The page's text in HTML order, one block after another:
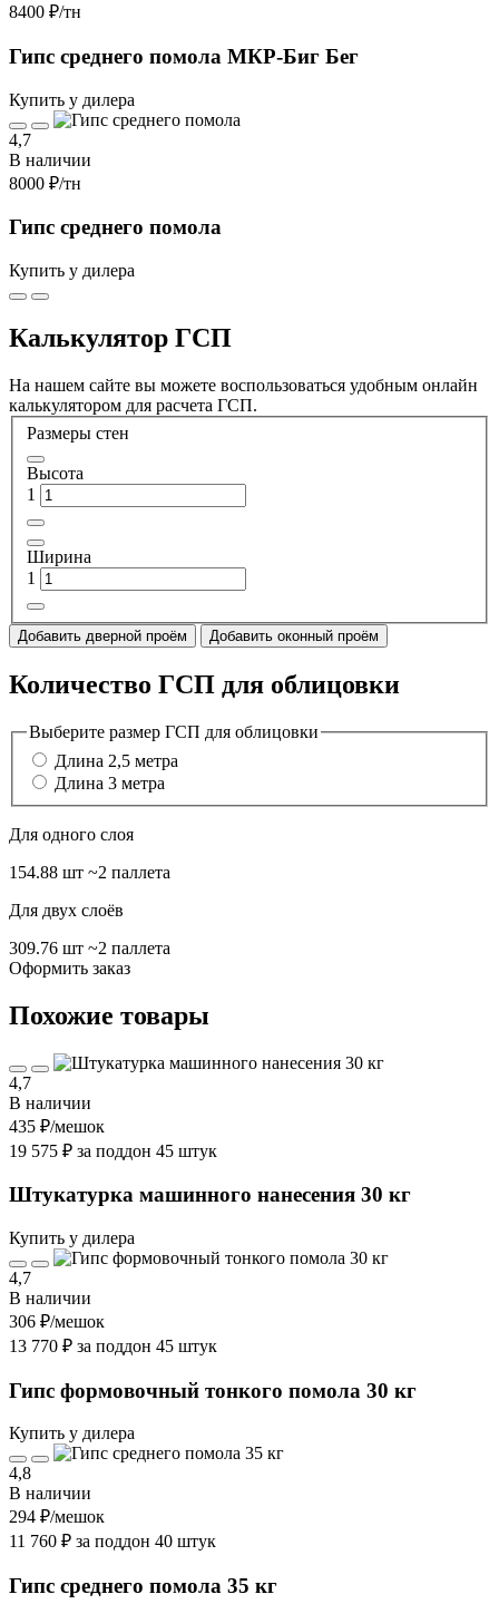
8400 ₽/тн
Гипс среднего помола МКР-Биг Бег
Купить у дилера
4,7
В наличии
8000 ₽/тн
Гипс среднего помола
Купить у дилера
Калькулятор ГСП
На нашем сайте вы можете воспользоваться удобным онлайн
калькулятором для расчета ГСП.
Размеры стен
Высота
1
Ширина
1
Добавить дверной проём Добавить оконный проём
Количество ГСП для облицовки
Выберите размер ГСП для облицовки
Длина 2,5 метра
Длина 3 метра
Для одного слоя
154.88 шт ~2 паллета
Для двух слоёв
309.76 шт ~2 паллета
Оформить заказ
Похожие товары
4,7
В наличии
435 ₽/мешок
19 575 ₽ за поддон 45 штук
Штукатурка машинного нанесения 30 кг
Купить у дилера
4,7
В наличии
306 ₽/мешок
13 770 ₽ за поддон 45 штук
Гипс формовочный тонкого помола 30 кг
Купить у дилера
4,8
В наличии
294 ₽/мешок
11 760 ₽ за поддон 40 штук
Гипс среднего помола 35 кг